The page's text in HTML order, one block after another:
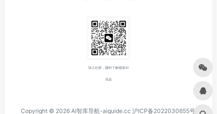
加入社群，随时了解最新AI
讯息
Copyright © 2026 AI智库导航-aiguide.cc 沪ICP备2022030655号